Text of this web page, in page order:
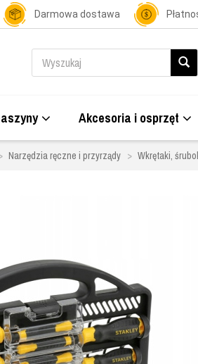
Darmowa dostawa
Akcesoria i osprzęt
Narzędzia ręczne i przyrządy Wkrętaki,